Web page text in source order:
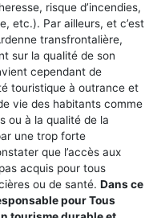
risque d’incendies,
etc.). Par ailleurs, et c’est
transfrontalière,
sur la qualité de son
cependant de
touristique à outrance et
vie des habitants comme
ou à la qualité de la
une trop forte
que l’accès aux
acquis pour tous
ou de santé. Dans ce
pour Tous